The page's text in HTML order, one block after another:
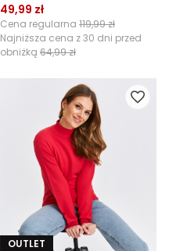
49,99 zł
Cena regularna 119,99 zł
Najniższa cena z 30 dni przed
obniżką 64,99 zł
OUTLET